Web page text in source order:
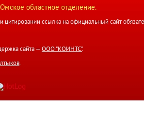
областное отделение.
цитировании ссылка на официальный сайт
сайта — ООО "КОИНТС".
.